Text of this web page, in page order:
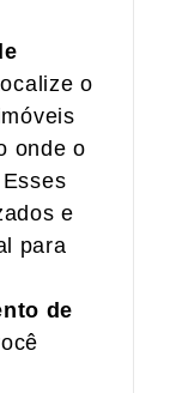
o
onde o
e
para
de